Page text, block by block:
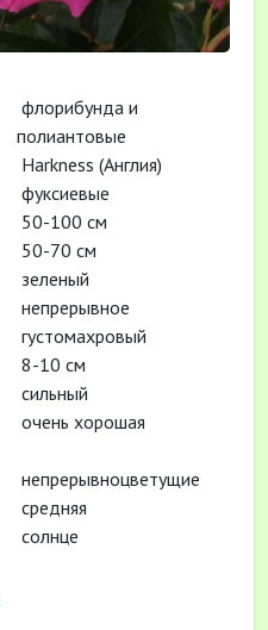
флорибунда и
полиантовые
Harkness (Англия)
фуксиевые
50-100 см
50-70 см
зеленый
непрерывное
густомахровый
8-10 см
сильный
очень хорошая
непрерывноцветущие
средняя
солнце